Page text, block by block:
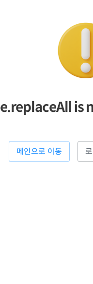
e.replaceAll is
메인으로 이동